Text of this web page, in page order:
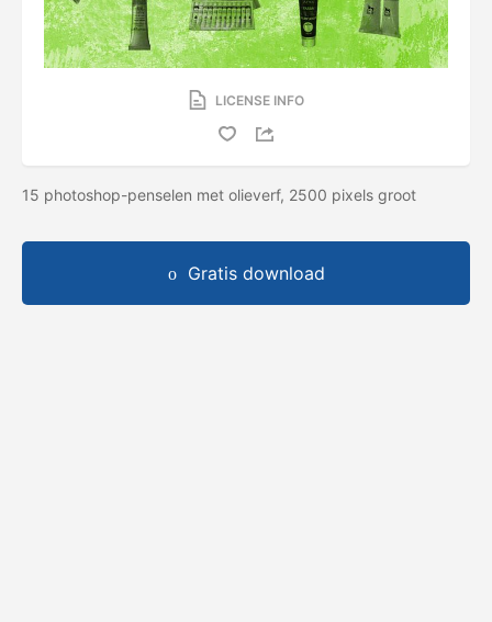
LICENSE INFO
15 photoshop-penselen met olieverf, 2500 pixels groot
Gratis download